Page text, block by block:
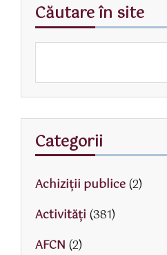
Căutare în site
Categorii
Achiziții publice(2)
Activităţi (381)
AFCN (2)